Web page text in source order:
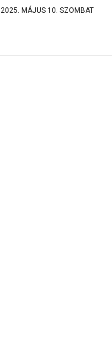
2025. MÁJUS 10. SZOMBAT